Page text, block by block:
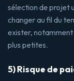
sélection de projet
changer au fil du
exister, notamment
plus petites.
5) Risque de